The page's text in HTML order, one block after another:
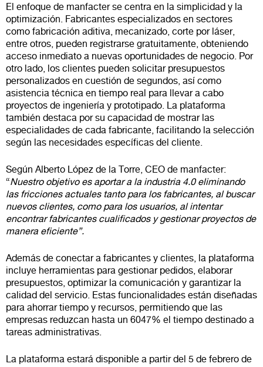
El enfoque de manfacter se centra en la simplicidad y la
optimización. Fabricantes especializados en sectores
como fabricación aditiva, mecanizado, corte por láser,
entre otros, pueden registrarse gratuitamente, obteniendo
acceso inmediato a nuevas oportunidades de negocio. Por
otro lado, los clientes pueden solicitar presupuestos
personalizados en cuestión de segundos, así como
asistencia técnica en tiempo real para llevar a cabo
proyectos de ingeniería y prototipado. La plataforma
también destaca por su capacidad de mostrar las
especialidades de cada fabricante, facilitando la selección
según las necesidades específicas del cliente.
Según Alberto López de la Torre, CEO de manfacter:
“Nuestro objetivo es aportar a la industria 4.0 eliminando
las fricciones actuales tanto para los fabricantes, al buscar
nuevos clientes, como para los usuarios, al intentar
encontrar fabricantes cualificados y gestionar proyectos de
manera eficiente”.
Además de conectar a fabricantes y clientes, la plataforma
incluye herramientas para gestionar pedidos, elaborar
presupuestos, optimizar la comunicación y garantizar la
calidad del servicio. Estas funcionalidades están diseñadas
para ahorrar tiempo y recursos, permitiendo que las
empresas reduzcan hasta un 6047% el tiempo destinado a
tareas administrativas.
La plataforma estará disponible a partir del 5 de febrero de